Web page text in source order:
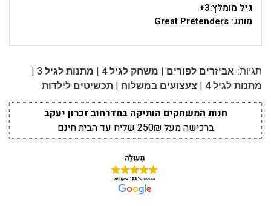
גיל מומלץ:3+
מותג: Great Pretenders
תגיות: אביזרים לפורים | משחק לגיל 4 | מתנות לגיל 3 |
מתנות לגיל 4 | צעצועים במשלוח | תכשיטים לילדות
חנות המשחקים הותיקה במדרחוב זכרון יעקב
ברכישה מעל 250₪ שליח עד הבית חינם